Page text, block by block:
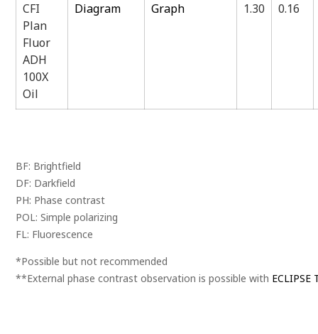
CFI
Plan
Fluor
ADH
100X
Oil
Diagram Graph 1.30 0.16
BF: Brightfield
DF: Darkfield
PH: Phase contrast
POL: Simple polarizing
FL: Fluorescence
*Possible but not recommended
**External phase contrast observation is possible with ECLIPSE